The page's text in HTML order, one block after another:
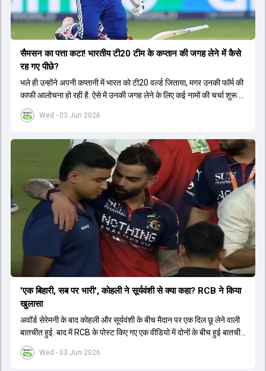
Wed - 03 Jun 2026
सैमसन का पत्ता कटा! भारतीय टी20 टीम के कप्तान की जगह लेने में कैसे
रह गए पीछे?
भले ही उन्होंने अपनी कप्तानी में भारत को टी20 वर्ल्ड जिताया, मगर उनकी फॉर्म की
काफी आलोचना हो रही है. ऐसे में उनकी जगह लेने के लिए कई नामों की चर्चा शुरू हो
चुकी है.
Wed - 03 Jun 2026
'एक बिहारी, सब पर भारी', कोहली ने सूर्यवंशी से क्या कहा? RCB ने किया
खुलासा
अवॉर्ड सेरेमनी के बाद कोहली और सूर्यवंशी के बीच मैदान पर एक दिल छू लेने वाली
बातचीत हुई. बाद में RCB के पोस्ट किए गए एक वीडियो में दोनों के बीच हुई बातचीत
का खुलासा हुआ.